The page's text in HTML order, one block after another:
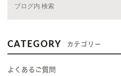
CATEGORY カテゴリー
よくあるご質問